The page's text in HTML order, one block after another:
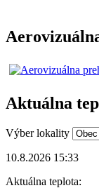
Aktuálna
Výber lokality
10.8.2026 15:33
Aktuálna teplota: